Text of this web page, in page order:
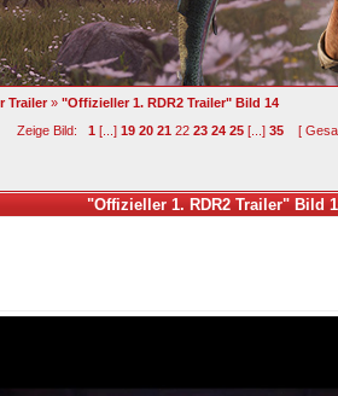
Trailer» "Offizieller 1. RDR2 Trailer" Bild 14
Zeige Bild: 1 [...] 19 20 21 22 23 24 25 [...] 35 [
"Offizieller 1. RDR2 Trailer" Bild